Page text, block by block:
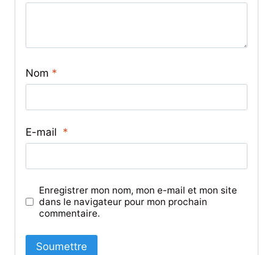
Nom *
E-mail *
Enregistrer mon nom, mon e-mail et mon site
dans le navigateur pour mon prochain
commentaire.